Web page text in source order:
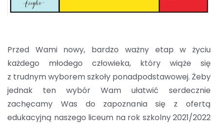
Przed Wami nowy, bardzo ważny etap w życiu
każdego młodego człowieka, który wiąże się
z trudnym wyborem szkoły ponadpodstawowej. Żeby
jednak ten wybór Wam ułatwić serdecznie
zachęcamy Was do zapoznania się z ofertą
edukacyjną naszego liceum na rok szkolny 2021/2022